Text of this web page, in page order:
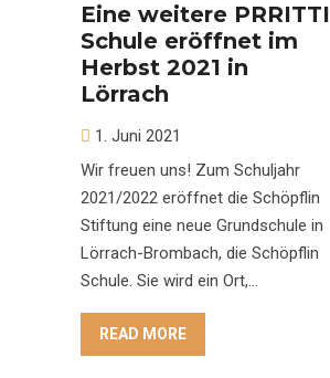
Eine weitere PRRITTI
Schule eröffnet im
Herbst 2021 in
Lörrach
1. Juni 2021
Wir freuen uns! Zum Schuljahr
2021/2022 eröffnet die Schöpflin
Stiftung eine neue Grundschule in
Lörrach-Brombach, die Schöpflin
Schule. Sie wird ein Ort,…
READ MORE